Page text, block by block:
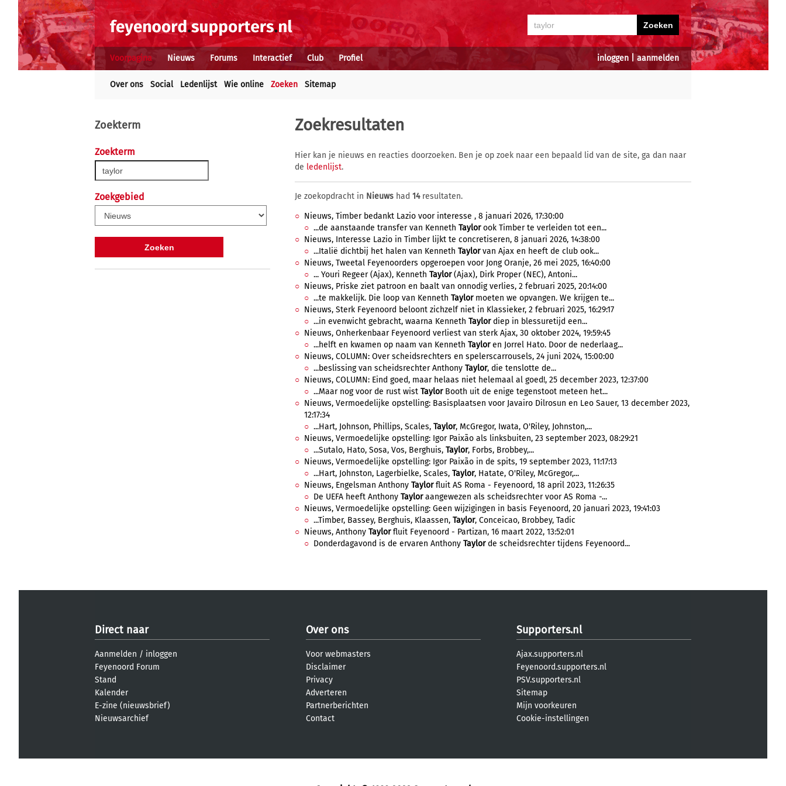
inloggen aanmelden
Voorpagina Nieuws Forums Interactief Club Profiel
Over ons Social Ledenlijst Wie online Zoeken Sitemap
Zoekterm
Zoekterm
Zoekgebied
Zoekresultaten
Hier kan je nieuws en reacties doorzoeken. Ben je op zoek naar een bepaald lid van de site, ga dan naar
de ledenlijst.
Je zoekopdracht in Nieuws had 14resultaten.
Nieuws, Timber bedankt Lazio voor interesse , 8 januari 2026, 17:30:00
...de aanstaande transfer van Kenneth Taylorook Timber te verleiden tot een...
Nieuws, Interesse Lazio in Timber lijkt te concretiseren, 8 januari 2026, 14:38:00
...Italië dichtbij het halen van Kenneth Taylorvan Ajax en heeft de club ook...
Nieuws, Tweetal Feyenoorders opgeroepen voor Jong Oranje, 26 mei 2025, 16:40:00
... Youri Regeer (Ajax), Kenneth Taylor(Ajax), Dirk Proper (NEC), Antoni...
Nieuws, Priske ziet patroon en baalt van onnodig verlies, 2 februari 2025, 20:14:00
...te makkelijk. Die loop van Kenneth Taylormoeten we opvangen. We krijgen te...
Nieuws, Sterk Feyenoord beloont zichzelf niet in Klassieker, 2 februari 2025, 16:29:17
...in evenwicht gebracht, waarna Kenneth Taylordiep in blessuretijd een...
Nieuws, Onherkenbaar Feyenoord verliest van sterk Ajax, 30 oktober 2024, 19:59:45
...helft en kwamen op naam van Kenneth Tayloren Jorrel Hato. Door de nederlaag...
Nieuws, COLUMN: Over scheidsrechters en spelerscarrousels, 24 juni 2024, 15:00:00
...beslissing van scheidsrechter Anthony Taylor, die tenslotte de...
Nieuws, COLUMN: Eind goed, maar helaas niet helemaal al goed!, 25 december 2023, 12:37:00
...Maar nog voor de rust wist TaylorBooth uit de enige tegenstoot meteen het...
Nieuws, Vermoedelijke opstelling: Basisplaatsen voor Javairo Dilrosun en Leo Sauer, 13 december 2023,
12:17:34
...Hart, Johnson, Phillips, Scales, Taylor, McGregor, Iwata, O'Riley, Johnston,...
Nieuws, Vermoedelijke opstelling: Igor Paixão als linksbuiten, 23 september 2023, 08:29:21
...Sutalo, Hato, Sosa, Vos, Berghuis, Taylor, Forbs, Brobbey,...
Nieuws, Vermoedelijke opstelling: Igor Paixão in de spits, 19 september 2023, 11:17:13
...Hart, Johnston, Lagerbielke, Scales, Taylor, Hatate, O'Riley, McGregor,...
Nieuws, Engelsman Anthony Taylorfluit AS Roma - Feyenoord, 18 april 2023, 11:26:35
De UEFA heeft Anthony Tayloraangewezen als scheidsrechter voor AS Roma -...
Nieuws, Vermoedelijke opstelling: Geen wijzigingen in basis Feyenoord, 20 januari 2023, 19:41:03
...Timber, Bassey, Berghuis, Klaassen, Taylor, Conceicao, Brobbey, Tadic
Nieuws, Anthony Taylorfluit Feyenoord - Partizan, 16 maart 2022, 13:52:01
Donderdagavond is de ervaren Anthony Taylorde scheidsrechter tijdens Feyenoord...
Direct naar
Aanmelden / inloggen
Feyenoord Forum
Stand
Kalender
E-zine (nieuwsbrief)
Nieuwsarchief
Over ons
Voor webmasters
Disclaimer
Privacy
Adverteren
Partnerberichten
Contact
Supporters.nl
Ajax.supporters.nl
Feyenoord.supporters.nl
PSV.supporters.nl
Sitemap
Mijn voorkeuren
Cookie-instellingen